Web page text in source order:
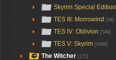
Skyrim Special Edition
TES III: Morrowind [34]
TES IV: Oblivion [549]
TES V: Skyrim [4386]
The Witcher [177]